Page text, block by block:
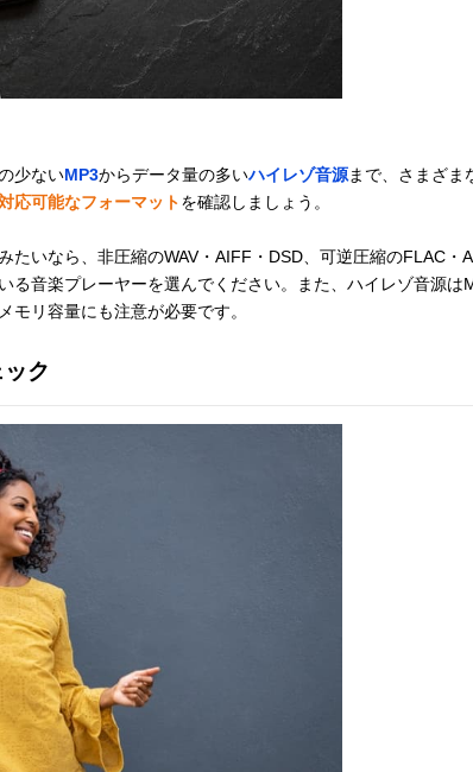
少ないMP3からデータ量の多いハイレゾ音源まで、さまざま
応可能なフォーマットを確認しましょう。
たいなら、非圧縮のWAV・AIFF・DSD、可逆圧縮のFLAC・
る音楽プレーヤーを選んでください。また、ハイレゾ音源は
モリ容量にも注意が必要です。
ク